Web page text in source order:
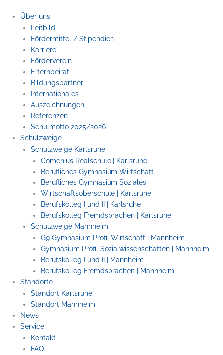
Inhalt
springen
Über uns
Leitbild
Fördermittel / Stipendien
Karriere
Förderverein
Elternbeirat
Bildungspartner
Internationales
Auszeichnungen
Referenzen
Schulmotto 2025/2026
Schulzweige
Schulzweige Karlsruhe
Comenius Realschule | Karlsruhe
Berufliches Gymnasium Wirtschaft
Berufliches Gymnasium Soziales
Wirtschaftsoberschule | Karlsruhe
Berufskolleg I und II | Karlsruhe
Berufskolleg Fremdsprachen | Karlsruhe
Schulzweige Mannheim
G9 Gymnasium Profil Wirtschaft | Mannheim
Gymnasium Profil Sozialwissenschaften | Mannheim
Berufskolleg I und II | Mannheim
Berufskolleg Fremdsprachen | Mannheim
Standorte
Standort Karlsruhe
Standort Mannheim
News
Service
Kontakt
FAQ